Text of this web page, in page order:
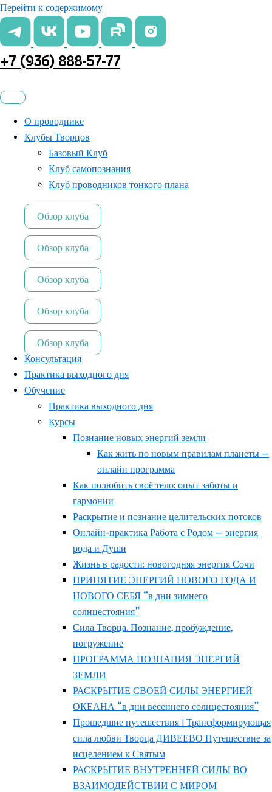
Перейти к содержимому
+7 (936) 888-57-77
О проводнике
Клубы Творцов
Базовый Клуб
Клуб самопознания
Клуб проводников тонкого плана
Обзор клуба
Обзор клуба
Обзор клуба
Обзор клуба
Обзор клуба
Консультация
Практика выходного дня
Обучение
Практика выходного дня
Курсы
Познание новых энергий земли
Как жить по новым правилам планеты —
онлайн программа
Как полюбить своё тело: опыт заботы и
гармонии
Раскрытие и познание целительских потоков
Онлайн-практика Работа с Родом — энергия
рода и Души
Жизнь в радости: новогодняя энергия Сочи
ПРИНЯТИЕ ЭНЕРГИЙ НОВОГО ГОДА И
НОВОГО СЕБЯ “в дни зимнего
солнцестояния”
Сила Творца. Познание, пробуждение,
погружение
ПРОГРАММА ПОЗНАНИЯ ЭНЕРГИЙ
ЗЕМЛИ
РАСКРЫТИЕ СВОЕЙ СИЛЫ ЭНЕРГИЕЙ
ОКЕАНА “в дни весеннего солнцестояния”
Прошедшие путешествия | Трансформирующая
сила любви Творца ДИВЕЕВО Путешествие за
исцелением к Святым
РАСКРЫТИЕ ВНУТРЕННЕЙ СИЛЫ ВО
ВЗАИМОДЕЙСТВИИ С МИРОМ